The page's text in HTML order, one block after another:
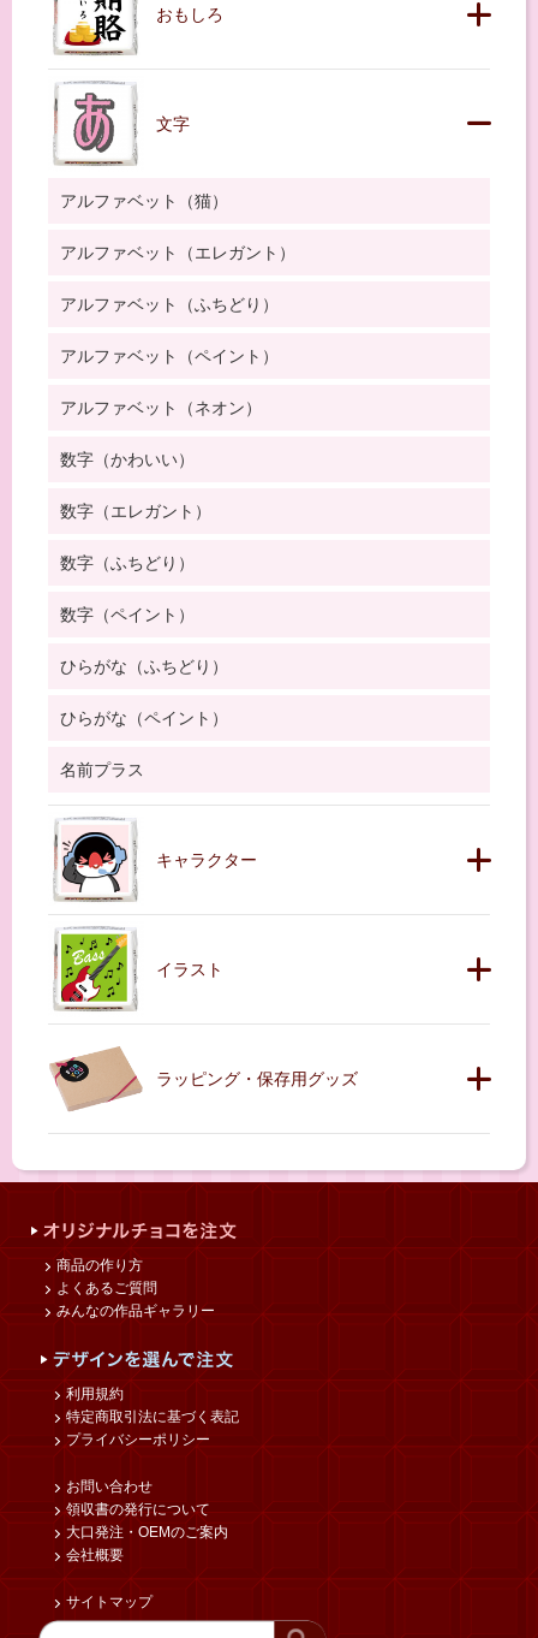
おもしろ
文字
アルファベット（猫）
アルファベット（エレガント）
アルファベット（ふちどり）
アルファベット（ペイント）
アルファベット（ネオン）
数字（かわいい）
数字（エレガント）
数字（ふちどり）
数字（ペイント）
ひらがな（ふちどり）
ひらがな（ペイント）
名前プラス
キャラクター
イラスト
ラッピング・保存用グッズ
商品の作り方
よくあるご質問
みんなの作品ギャラリー
利用規約
特定商取引法に基づく表記
プライバシーポリシー
お問い合わせ
領収書の発行について
大口発注・OEMのご案内
会社概要
サイトマップ